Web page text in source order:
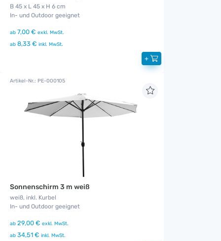
B 45 x L 45 x H 6 cm
In- und Outdoor geeignet
ab 7,00 € exkl. MwSt.
ab 8,33 € inkl. MwSt.
+
Artikel-Nr.: PE-000105
Sonnenschirm 3 m weiß
weiß, inkl. Kurbel
In- und Outdoor geeignet
ab 29,00 € exkl. MwSt.
ab 34,51 € inkl. MwSt.